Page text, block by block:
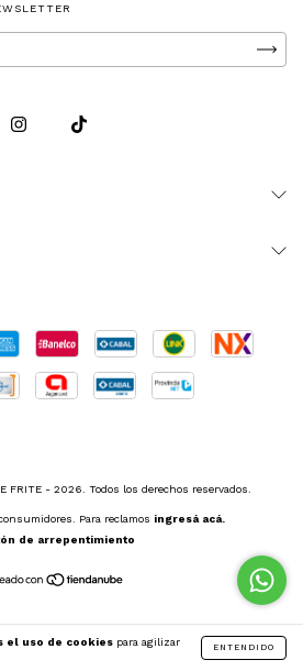
el uso de cookies para agilizar
ENTENDIDO
FRITE - 2026. Todos los derechos reservados.
Para reclamos ingresá acá.
de arrepentimiento